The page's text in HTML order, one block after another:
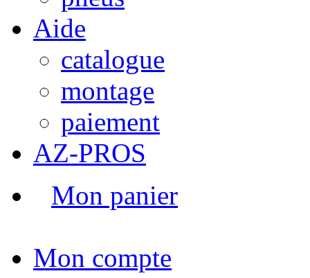
Aide
catalogue
montage
paiement
AZ-PROS
Mon panier
Mon compte